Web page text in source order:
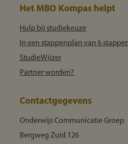
Het MBO Kompas helpt
Hulp bij studiekeuze
In een stappenplan van 6
StudieWijzer
Partner worden?
Contactgegevens
Onderwijs Communicatie Groep
Bergweg Zuid 126